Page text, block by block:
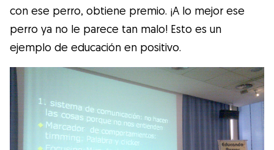
con ese perro, obtiene premio. ¡A lo mejor ese
perro ya no le parece tan malo! Esto es un
ejemplo de educación en positivo.